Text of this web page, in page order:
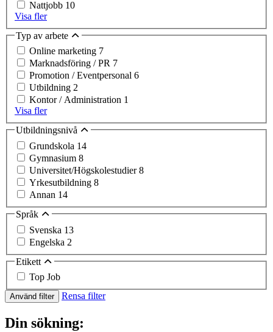
Nattjobb 10
Visa fler
Typ av arbete
Online marketing 7
Marknadsföring / PR 7
Promotion / Eventpersonal 6
Utbildning 2
Kontor / Administration 1
Visa fler
Utbildningsnivå
Grundskola 14
Gymnasium 8
Universitet/Högskolestudier8
Yrkesutbildning 8
Annan 14
Språk
Svenska 13
Engelska 2
Etikett
Top Job
Använd filter Rensa filter
Din sökning: